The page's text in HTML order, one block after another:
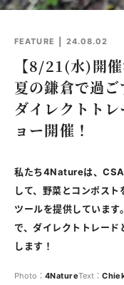
【8/21(水)開催
夏の鎌倉で過ご
ダイレクトト
ョー開催！
FEATURE 24.08.02
私たち4Natureは、CSA
して、野菜とコンポス
ツールを提供していま
で、ダイレクトトレー
します！
Photo： 4NatureText：